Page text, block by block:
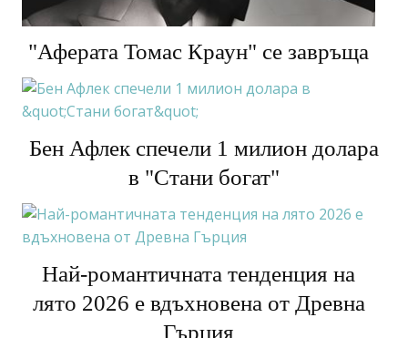
"Аферата Томас Краун" се завръща
Бен Афлек спечели 1 милион долара
в "Стани богат"
Най-романтичната тенденция на
лято 2026 е вдъхновена от Древна
Гърция